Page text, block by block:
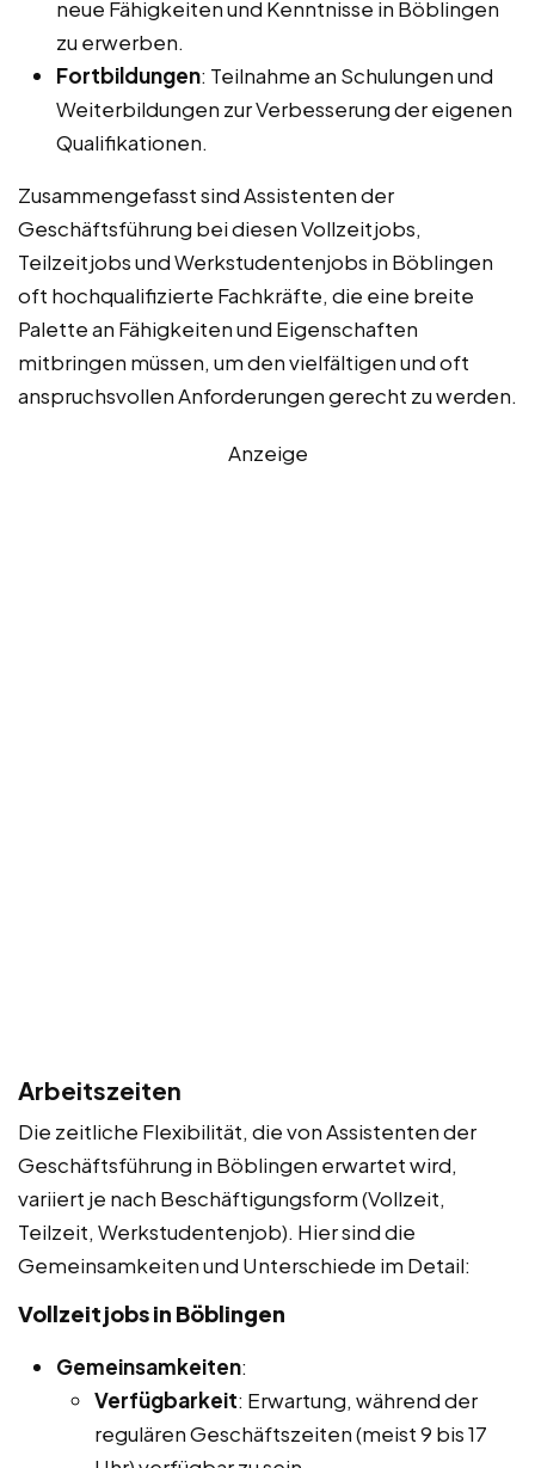
neue Fähigkeiten und Kenntnisse in Böblingen
zu erwerben.
Fortbildungen: Teilnahme an Schulungen und
Weiterbildungen zur Verbesserung der eigenen
Qualifikationen.
Zusammengefasst sind Assistenten der
Geschäftsführung bei diesen Vollzeitjobs,
Teilzeitjobs und Werkstudentenjobs in Böblingen
oft hochqualifizierte Fachkräfte, die eine breite
Palette an Fähigkeiten und Eigenschaften
mitbringen müssen, um den vielfältigen und oft
anspruchsvollen Anforderungen gerecht zu werden.
Anzeige
Arbeitszeiten
Die zeitliche Flexibilität, die von Assistenten der
Geschäftsführung in Böblingen erwartet wird,
variiert je nach Beschäftigungsform (Vollzeit,
Teilzeit, Werkstudentenjob). Hier sind die
Gemeinsamkeiten und Unterschiede im Detail:
Vollzeitjobs in Böblingen
Gemeinsamkeiten:
Verfügbarkeit: Erwartung, während der
regulären Geschäftszeiten (meist 9 bis 17